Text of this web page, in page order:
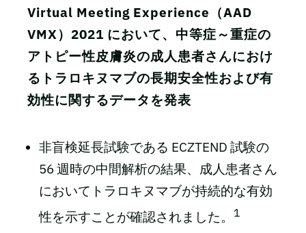
Virtual Meeting Experience（AAD
VMX）2021 において、中等症～重症の
アトピー性皮膚炎の成人患者さんにおけ
るトラロキヌマブの長期安全性および有
効性に関するデータを発表
非盲検延長試験である ECZTEND 試験の
56 週時の中間解析の結果、成人患者さん
においてトラロキヌマブが持続的な有効
性を示すことが確認されました。
1